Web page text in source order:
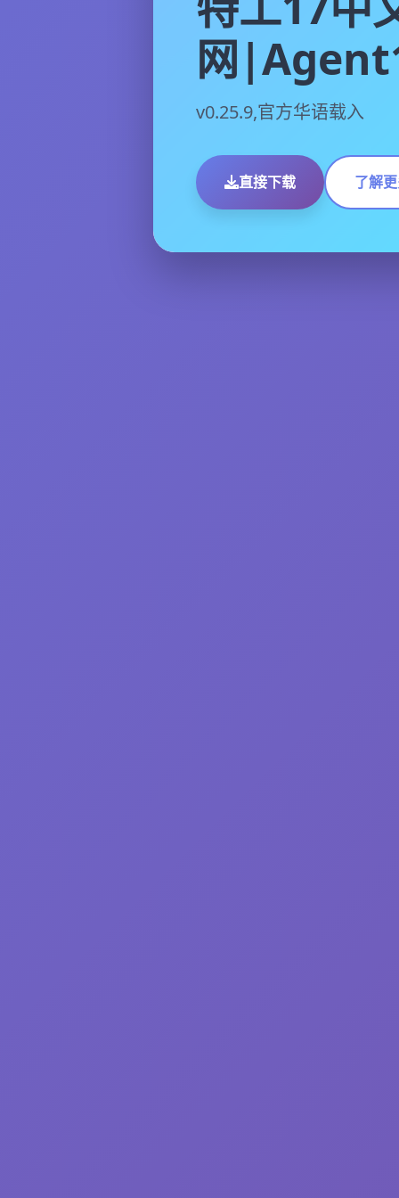
网
v0.25.9,官方华语载入
直接下载 了解